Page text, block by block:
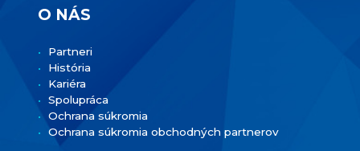
O NÁS
Partneri
História
Kariéra
Spolupráca
Ochrana súkromia
Ochrana súkromia obchodných partnerov